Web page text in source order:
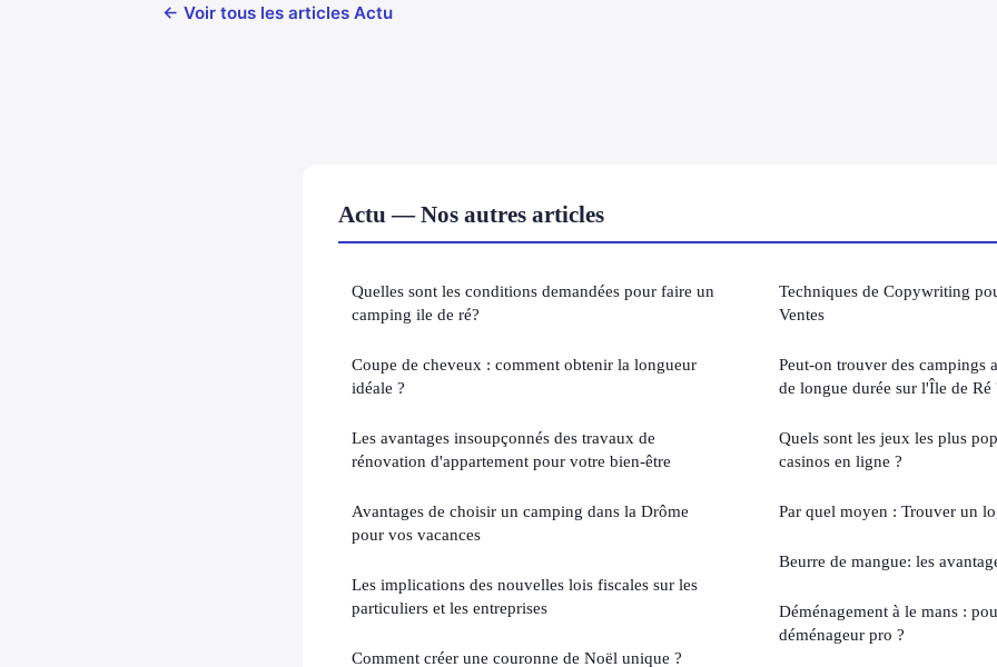
← Voir tous les articles Actu
Actu — Nos autres articles
Quelles sont les conditions demandées pour faire un
camping ile de ré?
Coupe de cheveux : comment obtenir la longueur
idéale ?
Les avantages insoupçonnés des travaux de
rénovation d'appartement pour votre bien-être
Avantages de choisir un camping dans la Drôme
pour vos vacances
Les implications des nouvelles lois fiscales sur les
particuliers et les entreprises
Comment créer une couronne de Noël unique ?
Techniques de Copywriting
Ventes
Peut-on trouver des campings
de longue durée sur l'Île de Ré
Quels sont les jeux les plus
casinos en ligne ?
Par quel moyen : Trouver un
Beurre de mangue: les
Déménagement à le mans :
déménageur pro ?